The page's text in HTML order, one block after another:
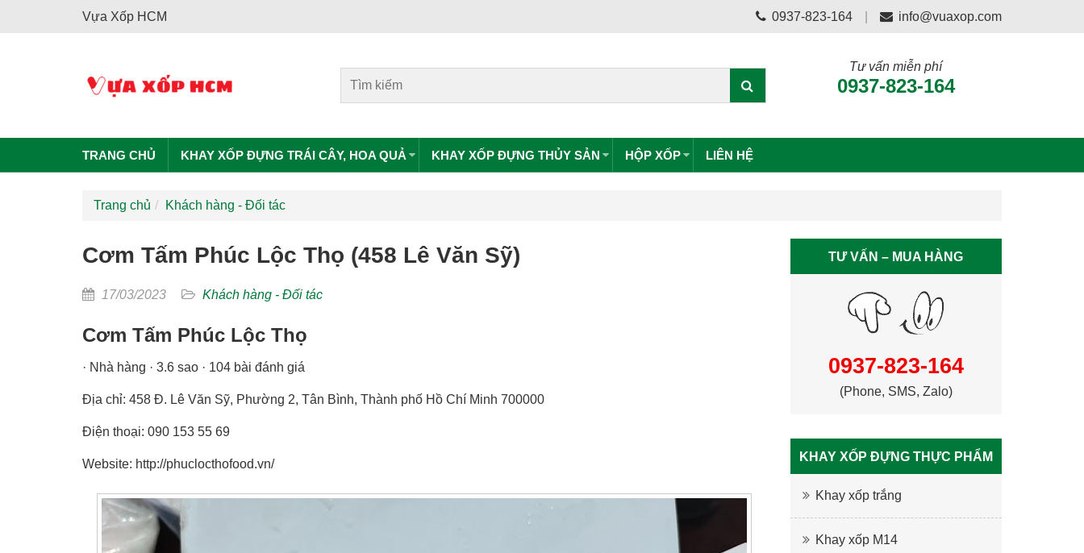
Vựa Xốp HCM 0937-823-164 info@vuaxop.com
Tư vấn miễn phí
0937-823-164
TRANG CHỦ KHAY XỐP ĐỰNG TRÁI CÂY, HOA QUẢ KHAY XỐP ĐỰNG THỦY SẢN HỘP XỐP LIÊN HỆ
Trang chủ Khách hàng - Đối tác
Cơm Tấm Phúc Lộc Thọ (458 Lê Văn Sỹ)
17/03/2023 Khách hàng - Đối tác
Cơm Tấm Phúc Lộc Thọ
· Nhà hàng · 3.6 sao · 104 bài đánh giá
Địa chỉ: 458 Đ. Lê Văn Sỹ, Phường 2, Tân Bình, Thành phố Hồ Chí Minh 700000
Điện thoại: 090 153 55 69
Website: http://phuclocthofood.vn/
TƯ VẤN – MUA HÀNG
0937-823-164
(Phone, SMS, Zalo)
KHAY XỐP ĐỰNG THỰC PHẨM
Khay xốp trắng
Khay xốp M14